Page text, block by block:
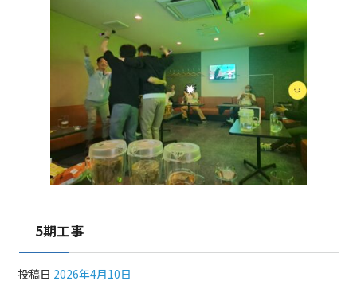
5期工事
投稿日 2026年4月10日